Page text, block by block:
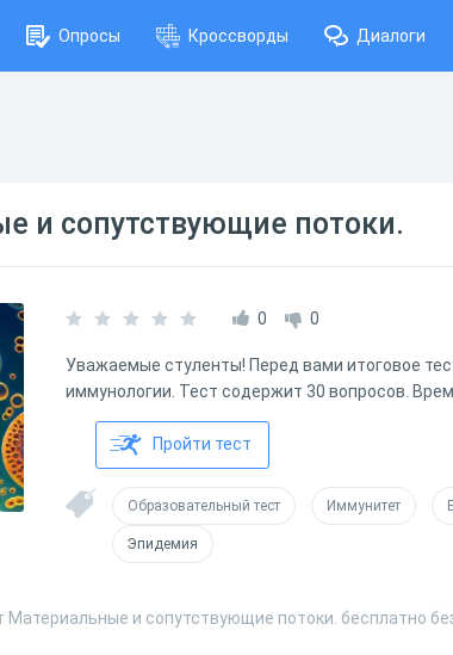
Опросы Кроссворды Диалоги
и сопутствующие потоки.
0 0
Уважаемые стуленты! Перед вами итоговое
иммунологии. Тест содержит 30 вопросов.
Пройти тест
Образовательный тест Иммунитет
Эпидемия
Материальные и сопутствующие потоки. бесплатно